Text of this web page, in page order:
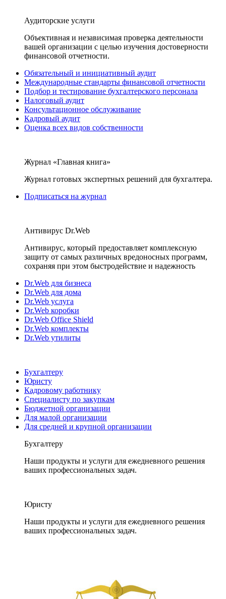
Аудиторские услуги
Объективная и независимая проверка деятельности
вашей организации с целью изучения достоверности
финансовой отчетности.
Обязательный и инициативный аудит
Международные стандарты финансовой отчетности
Подбор и тестирование бухгалтерского персонала
Налоговый аудит
Консультационное обслуживание
Кадровый аудит
Оценка всех видов собственности
Журнал «Главная книга»
Журнал готовых экспертных решений для бухгалтера.
Подписаться на журнал
Антивирус Dr.Web
Антивирус, который предоставляет комплексную
защиту от самых различных вредоносных программ,
сохраняя при этом быстродействие и надежность
Dr.Web для бизнеса
Dr.Web для дома
Dr.Web услуга
Dr.Web коробки
Dr.Web Office Shield
Dr.Web комплекты
Dr.Web утилиты
Бухгалтеру
Юристу
Кадровому работнику
Специалисту по закупкам
Бюджетной организации
Для малой организации
Для средней и крупной организации
Бухгалтеру
Наши продукты и услуги для ежедневного решения
ваших профессиональных задач.
Юристу
Наши продукты и услуги для ежедневного решения
ваших профессиональных задач.